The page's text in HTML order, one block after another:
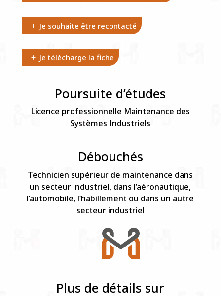
Je souhaite être recontacté
Je télécharge la fiche
Poursuite d’études
Licence professionnelle Maintenance des
Systèmes Industriels
Débouchés
Technicien supérieur de maintenance dans
un secteur industriel, dans l’aéronautique,
l’automobile, l’habillement ou dans un autre
secteur industriel
Plus de détails sur